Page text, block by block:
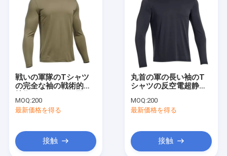
戦いの軍隊のTシャツ
の完全な袖の戦術的な
衣服
MOQ:200
最新価格を得る
接触
丸首の軍の長い袖のT
シャツの反空電超静か
MOQ:200
最新価格を得る
接触